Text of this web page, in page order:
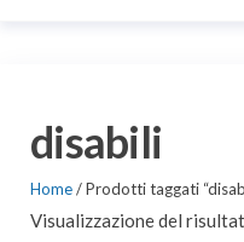
disabili
Home/ Prodotti taggati
Visualizzazione del